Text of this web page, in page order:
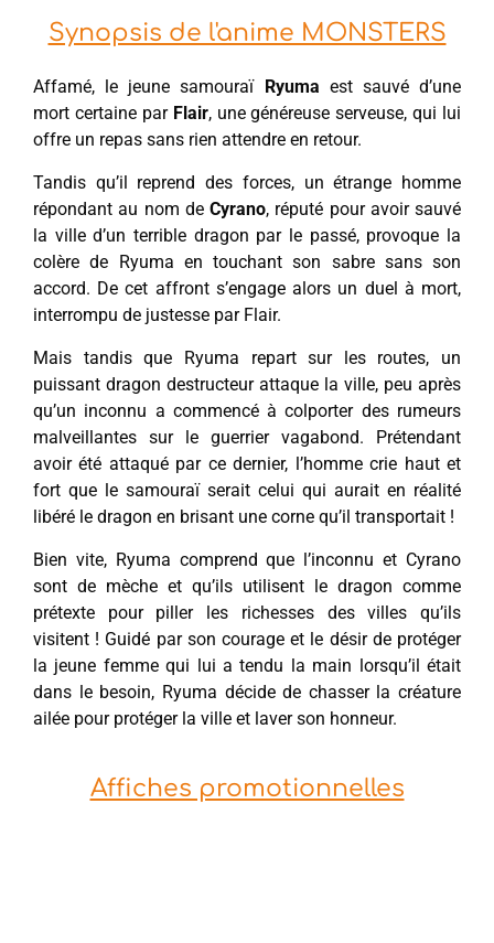
Synopsis de l'anime MONSTERS
Affamé, le jeune samouraï Ryuma est sauvé d’une
mort certaine par Flair, une généreuse serveuse, qui lui
offre un repas sans rien attendre en retour.
Tandis qu’il reprend des forces, un étrange homme
répondant au nom de Cyrano, réputé pour avoir sauvé
la ville d’un terrible dragon par le passé, provoque la
colère de Ryuma en touchant son sabre sans son
accord. De cet affront s’engage alors un duel à mort,
interrompu de justesse par Flair.
Mais tandis que Ryuma repart sur les routes, un
puissant dragon destructeur attaque la ville, peu après
qu’un inconnu a commencé à colporter des rumeurs
malveillantes sur le guerrier vagabond. Prétendant
avoir été attaqué par ce dernier, l’homme crie haut et
fort que le samouraï serait celui qui aurait en réalité
libéré le dragon en brisant une corne qu’il transportait !
Bien vite, Ryuma comprend que l’inconnu et Cyrano
sont de mèche et qu’ils utilisent le dragon comme
prétexte pour piller les richesses des villes qu’ils
visitent ! Guidé par son courage et le désir de protéger
la jeune femme qui lui a tendu la main lorsqu’il était
dans le besoin, Ryuma décide de chasser la créature
ailée pour protéger la ville et laver son honneur.
Affiches promotionnelles